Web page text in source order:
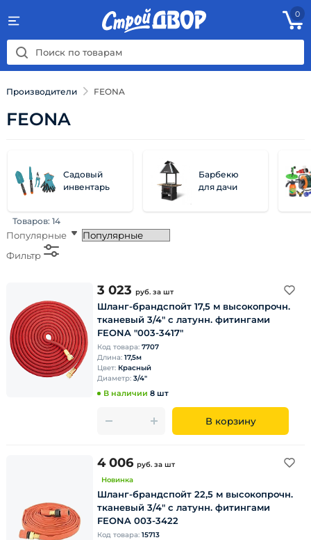
0
Производители FEONA
FEONA
Садовый
инвентарь
Барбекю
для дачи
Товаров: 14
Популярные
Фильтр
3 023 руб. за шт
Шланг-брандспойт 17,5 м высокопрочн.
тканевый 3/4" с латунн. фитингами
FEONA "003-3417"
Код товара: 7707
Длина: 17,5м
Цвет: Красный
Диаметр: 3/4"
В наличии 8 шт
В корзину
4 006 руб. за шт
Новинка
Шланг-брандспойт 22,5 м высокопрочн.
тканевый 3/4" с латунн. фитингами
FEONA 003-3422
Код товара: 15713